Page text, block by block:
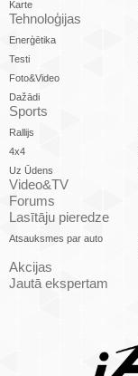
Karte
Tehnoloģijas
Enerģētika
Testi
Foto&Video
Dažādi
Sports
Rallijs
4x4
Uz Ūdens
Video&TV
Forums
Lasītāju pieredze
Atsauksmes par auto
Akcijas
Jautā ekspertam